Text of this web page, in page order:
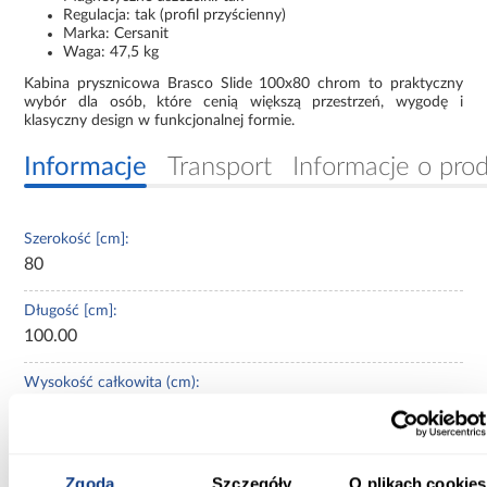
Regulacja: tak (profil przyścienny)
Marka: Cersanit
Waga: 47,5 kg
Kabina prysznicowa Brasco Slide 100x80 chrom to praktyczny
wybór dla osób, które cenią większą przestrzeń, wygodę i
klasyczny design w funkcjonalnej formie.
Informacje Transport Informacje o
Szerokość [cm]:
80
Długość [cm]:
100.00
Wysokość całkowita (cm):